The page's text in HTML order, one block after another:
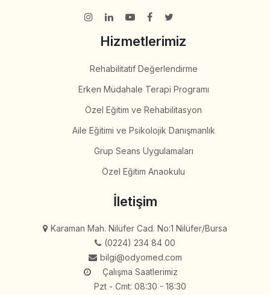
Hizmetlerimiz
Rehabilitatif Değerlendirme
Erken Müdahale Terapi Programı
Özel Eğitim ve Rehabilitasyon
Aile Eğitimi ve Psikolojik Danışmanlık
Grup Seans Uygulamaları
Özel Eğitim Anaokulu
İletişim
Karaman Mah. Nilüfer Cad. No:1 Nilüfer/Bursa
(0224) 234 84 00
bilgi@odyomed.com
Çalışma Saatlerimiz
Pzt - Cmt: 08:30 - 18:30